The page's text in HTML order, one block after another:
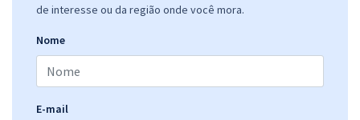
de interesse ou da região onde você mora.
Nome
E-mail